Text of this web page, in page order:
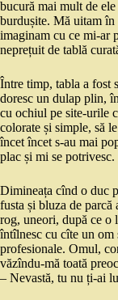
bucură mai mult de
burdușite. Mă uitam
imaginam cu ce mi-ar
neprețuit de tablă
Între timp, tabla a fost
doresc un dulap plin,
cu ochiul pe site-urile
colorate și simple, să
încet încet s-au mai
plac și mi se potrivesc.
Dimineața cînd o duc
fusta și bluza de parcă
rog, uneori, după ce o
întîlnesc cu cîte un om
profesionale. Omul,
văzîndu-mă toată
– Nevastă, tu nu ți-ai